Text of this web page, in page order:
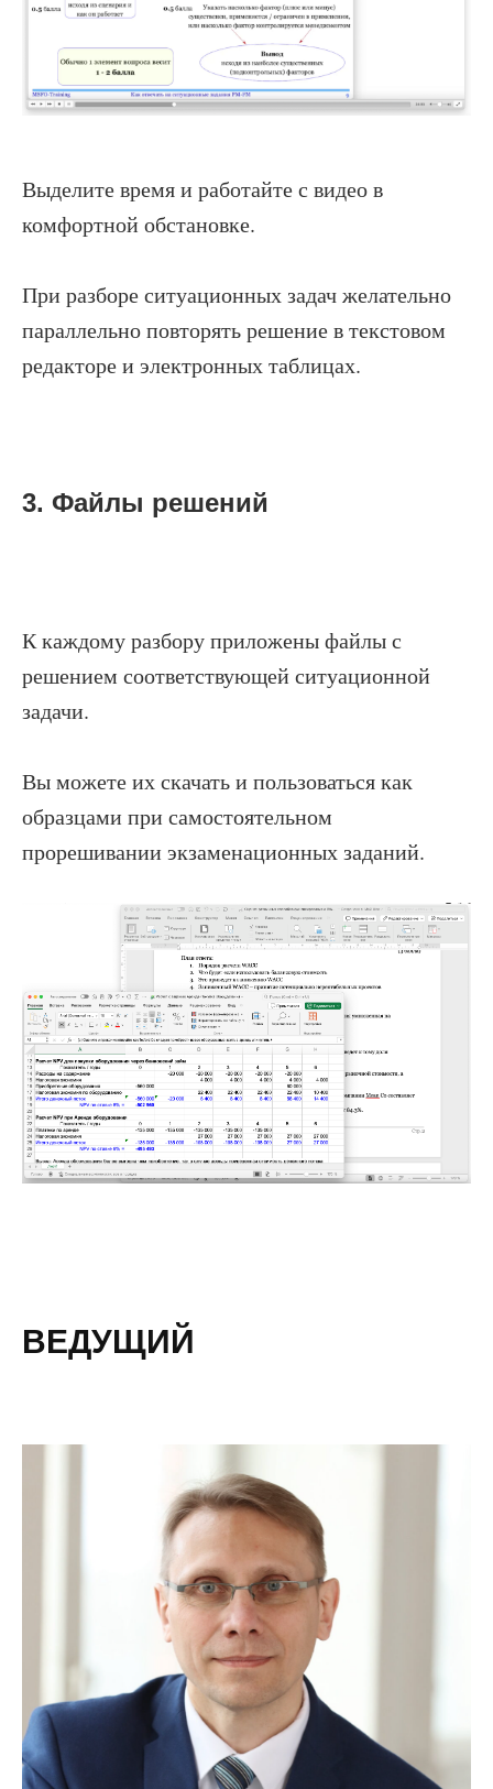
Выделите время и работайте с видео в
комфортной обстановке.
При разборе ситуационных задач желательно
параллельно повторять решение в текстовом
редакторе и электронных таблицах.
3. Файлы решений
К каждому разбору приложены файлы с
решением соответствующей ситуационной
задачи.
Вы можете их скачать и пользоваться как
образцами при самостоятельном
прорешивании экзаменационных заданий.
ВЕДУЩИЙ